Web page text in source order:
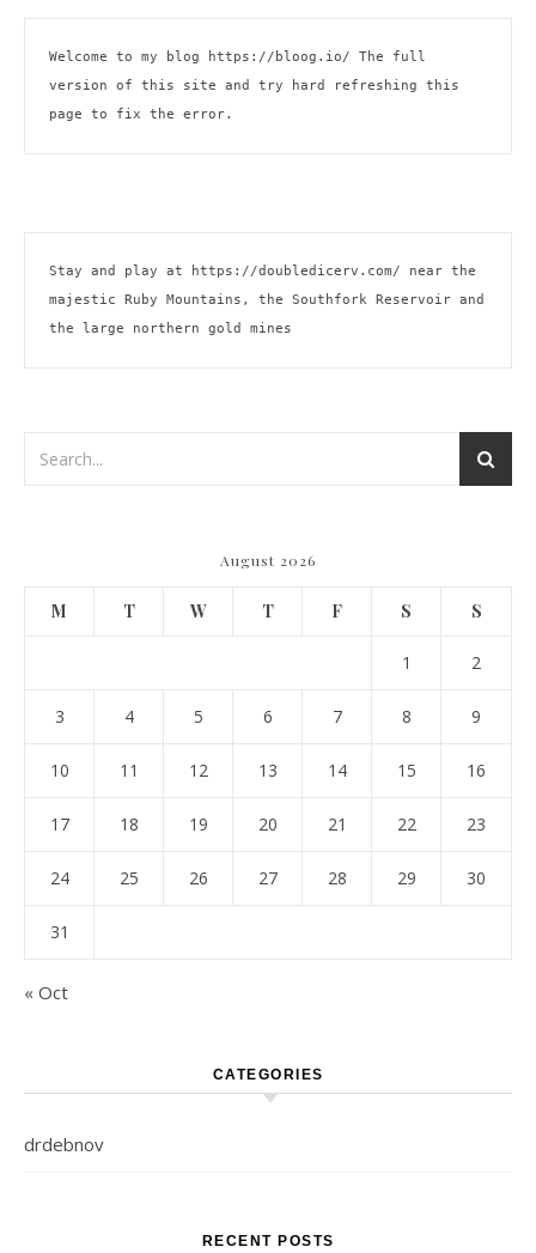
Welcome to my blog https://bloog.io/ The full
version of this site and try hard refreshing this
page to fix the error.
Stay and play at https://doubledicerv.com/ near the
majestic Ruby Mountains, the Southfork Reservoir and
the large northern gold mines
August 2026
M T W T F S S
1 2
3 4 5 6 7 8 9
10 11 12 13 14 15 16
17 18 19 20 21 22 23
24 25 26 27 28 29 30
31
« Oct
CATEGORIES
drdebnov
RECENT POSTS